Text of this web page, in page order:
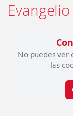
No puedes ver
las